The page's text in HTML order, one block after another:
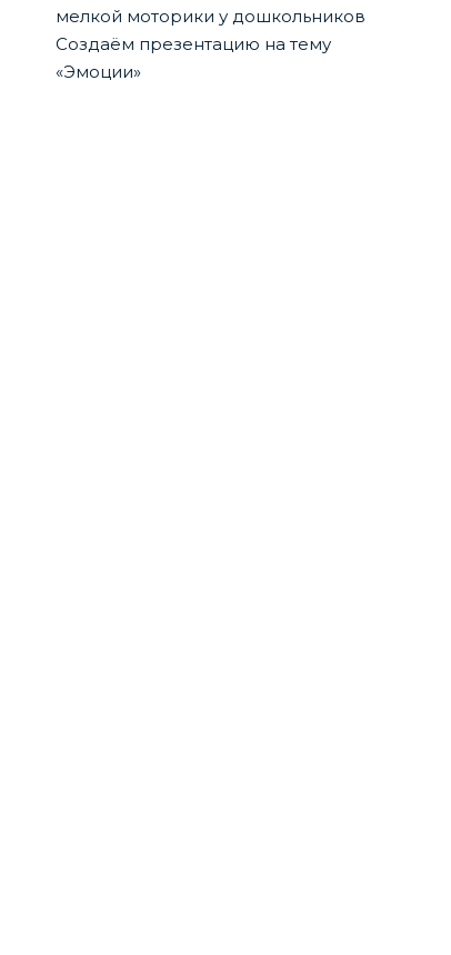
мелкой моторики у дошкольников
Создаём презентацию на тему
«Эмоции»